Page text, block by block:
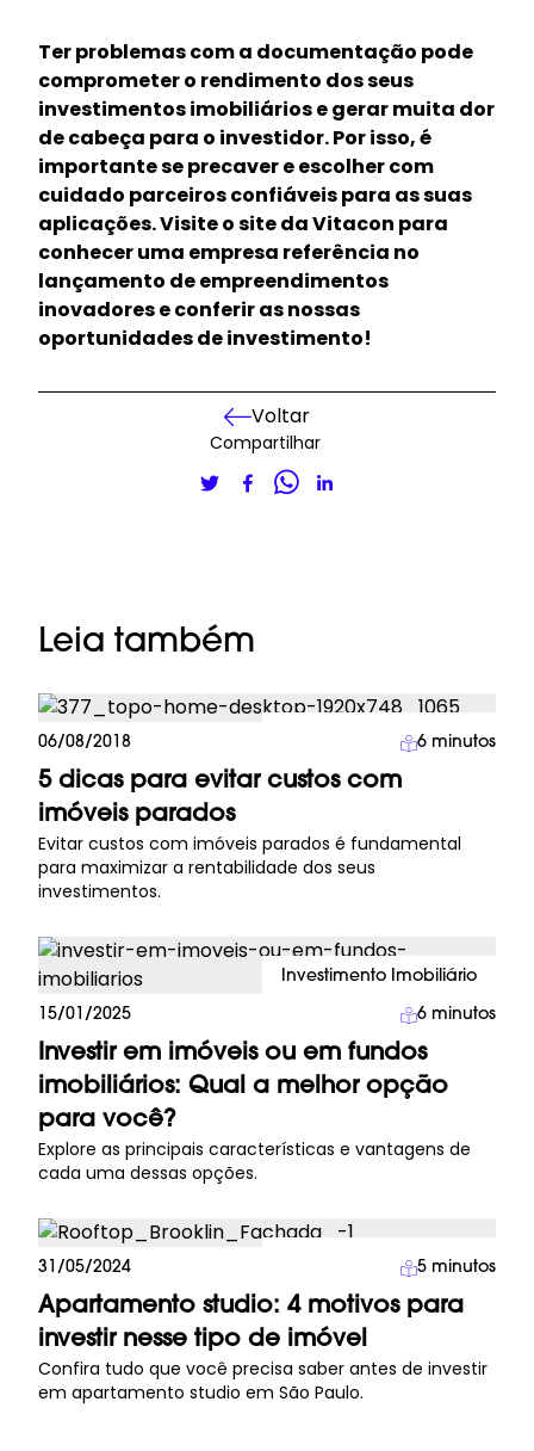
Ter problemas com a documentação pode
comprometer o rendimento dos seus
investimentos imobiliários e gerar muita dor
de cabeça para o investidor. Por isso, é
importante se precaver e escolher com
cuidado parceiros confiáveis para as suas
aplicações.Visite o site da Vitacon para
conhecer uma empresa referência no
lançamento de empreendimentos
inovadores e conferir as nossas
oportunidades de investimento!
Voltar
Compartilhar
Leia também
Investimento Imobiliário
06/08/2018 6 minutos
5 dicas para evitar custos com
imóveis parados
Evitar custos com imóveis parados é fundamental
para maximizar a rentabilidade dos seus
investimentos.
Investimento Imobiliário
15/01/2025 6 minutos
Investir em imóveis ou em fundos
imobiliários: Qual a melhor opção
para você?
Explore as principais características e vantagens de
cada uma dessas opções.
Investimento Imobiliário
31/05/2024 5 minutos
Apartamento studio: 4 motivos para
investir nesse tipo de imóvel
Confira tudo que você precisa saber antes de investir
em apartamento studio em São Paulo.